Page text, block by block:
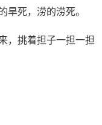
旱死，涝的涝死。
，挑着担子一担一担